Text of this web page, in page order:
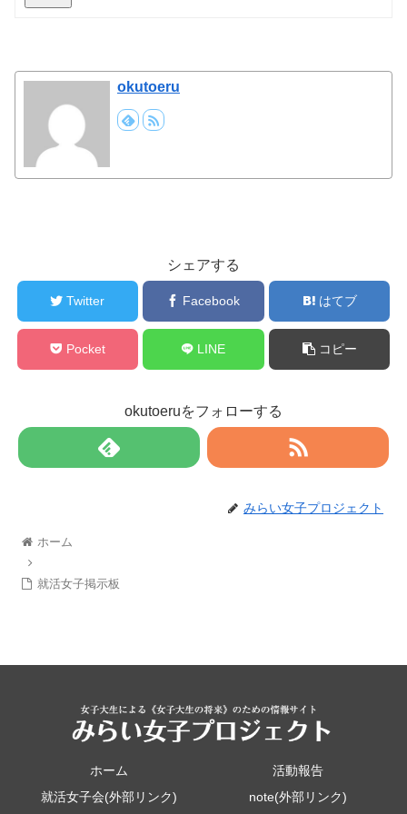
okutoeru
シェアする
Twitter Facebook はてブ
Pocket LINE コピー
okutoeruをフォローする
みらい女子プロジェクト
ホーム
就活女子掲示板
ホーム
活動報告
就活女子会(外部リンク)
note(外部リンク)